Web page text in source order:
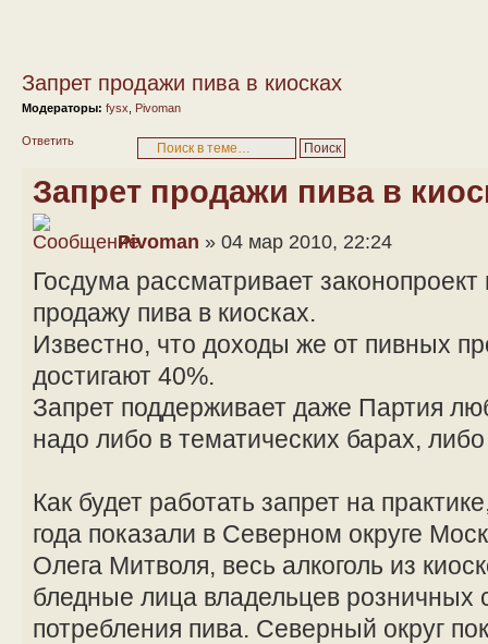
Запрет продажи пива в киосках
Модераторы: fysx Pivoman
Ответить
Запрет продажи пива в
Pivoman » 04 мар 2010, 22:24
Госдума рассматривает
продажу пива в киосках.
Известно, что доходы же от пивных
достигают 40%.
Запрет поддерживает даже Партия
надо либо в тематических барах,
Как будет работать запрет на
года показали в Северном округе
Олега Митволя, весь алкоголь из
бледные лица владельцев розничных
потребления пива. Северный округ